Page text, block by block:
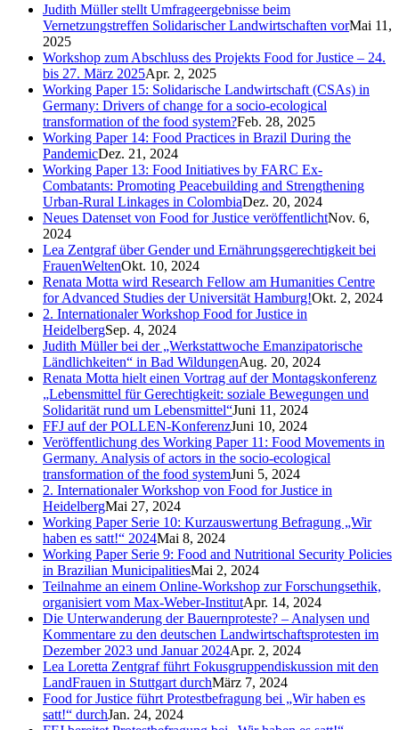
Judith Müller stellt Umfrageergebnisse beim
Vernetzungstreffen Solidarischer Landwirtschaften vorMai 11,
2025
Workshop zum Abschluss des Projekts Food for Justice – 24.
bis 27. März 2025Apr. 2, 2025
Working Paper 15: Solidarische Landwirtschaft (CSAs) in
Germany: Drivers of change for a socio-ecological
transformation of the food system?Feb. 28, 2025
Working Paper 14: Food Practices in Brazil During the
PandemicDez. 21, 2024
Working Paper 13: Food Initiatives by FARC Ex-
Combatants: Promoting Peacebuilding and Strengthening
Urban-Rural Linkages in ColombiaDez. 20, 2024
Neues Datenset von Food for Justice veröffentlichtNov. 6,
2024
Lea Zentgraf über Gender und Ernährungsgerechtigkeit bei
FrauenWeltenOkt. 10, 2024
Renata Motta wird Research Fellow am Humanities Centre
for Advanced Studies der Universität Hamburg!Okt. 2, 2024
2. Internationaler Workshop Food for Justice in
HeidelbergSep. 4, 2024
Judith Müller bei der „Werkstattwoche Emanzipatorische
Ländlichkeiten“ in Bad WildungenAug. 20, 2024
Renata Motta hielt einen Vortrag auf der Montagskonferenz
„Lebensmittel für Gerechtigkeit: soziale Bewegungen und
Solidarität rund um Lebensmittel“Juni 11, 2024
FFJ auf der POLLEN-KonferenzJuni 10, 2024
Veröffentlichung des Working Paper 11: Food Movements in
Germany. Analysis of actors in the socio-ecological
transformation of the food systemJuni 5, 2024
2. Internationaler Workshop von Food for Justice in
HeidelbergMai 27, 2024
Working Paper Serie 10: Kurzauswertung Befragung „Wir
haben es satt!“ 2024Mai 8, 2024
Working Paper Serie 9: Food and Nutritional Security Policies
in Brazilian MunicipalitiesMai 2, 2024
Teilnahme an einem Online-Workshop zur Forschungsethik,
organisiert vom Max-Weber-InstitutApr. 14, 2024
Die Unterwanderung der Bauernproteste? – Analysen und
Kommentare zu den deutschen Landwirtschaftsprotesten im
Dezember 2023 und Januar 2024Apr. 2, 2024
Lea Loretta Zentgraf führt Fokusgruppendiskussion mit den
LandFrauen in Stuttgart durchMärz 7, 2024
Food for Justice führt Protestbefragung bei „Wir haben es
satt!“ durchJan. 24, 2024